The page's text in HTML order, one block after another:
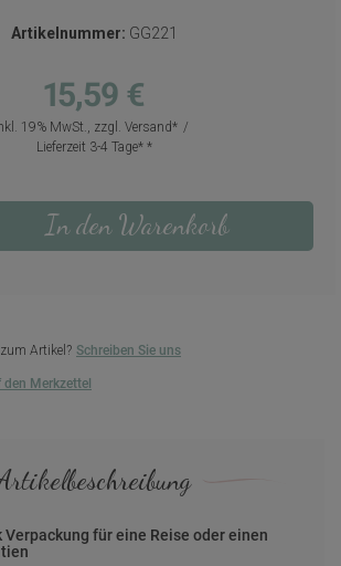
Artikelnummer: GG221
15,59 €
19% MwSt., zzgl. Versand
Lieferzeit 3-4 Tage*
In den Warenkorb
Artikel? Schreiben Sie uns
Verpackung für eine Reise oder einen